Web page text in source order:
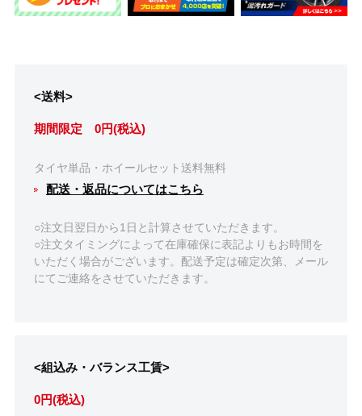
<送料>
期間限定 0円(税込)
タイヤ単品・ホイールセット送料無料
配送・返品についてはこちら
○注文日翌日から1日と計算させていただきます。
○注文タイミングによって在庫確保に表記よりもお時間を
いただく場合がございます。配送予定は確定次第、メール
にてご連絡をさせていただきます。
<組込み・バランス工賃>
0円(税込)